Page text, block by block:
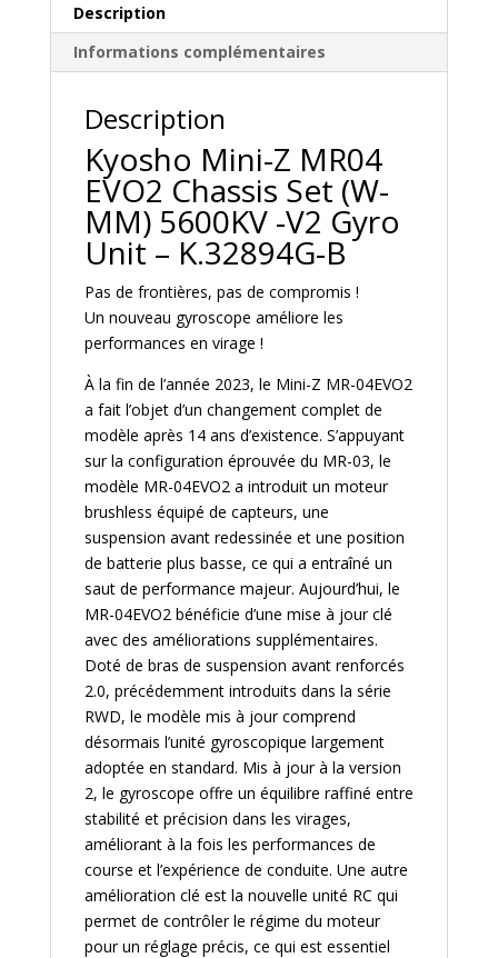
MM)
5600KV
K.32894G-
Description
Informations complémentaires
Description
Kyosho Mini-Z MR04
EVO2 Chassis Set (W-
MM) 5600KV -V2 Gyro
Unit – K.32894G-B
Pas de frontières, pas de compromis !
Un nouveau gyroscope améliore les
performances en virage !
À la fin de l’année 2023, le Mini-Z MR-04EVO2
a fait l’objet d’un changement complet de
modèle après 14 ans d’existence. S’appuyant
sur la configuration éprouvée du MR-03, le
modèle MR-04EVO2 a introduit un moteur
brushless équipé de capteurs, une
suspension avant redessinée et une position
de batterie plus basse, ce qui a entraîné un
saut de performance majeur. Aujourd’hui, le
MR-04EVO2 bénéficie d’une mise à jour clé
avec des améliorations supplémentaires.
Doté de bras de suspension avant renforcés
2.0, précédemment introduits dans la série
RWD, le modèle mis à jour comprend
désormais l’unité gyroscopique largement
adoptée en standard. Mis à jour à la version
2, le gyroscope offre un équilibre raffiné entre
stabilité et précision dans les virages,
améliorant à la fois les performances de
course et l’expérience de conduite. Une autre
amélioration clé est la nouvelle unité RC qui
permet de contrôler le régime du moteur
pour un réglage précis, ce qui est essentiel